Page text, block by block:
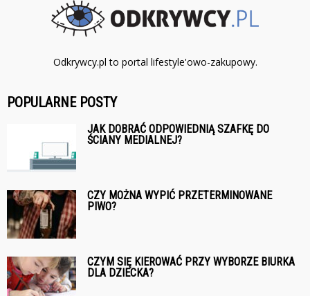
Odkrywcy.pl to portal lifestyle'owo-zakupowy.
POPULARNE POSTY
JAK DOBRAĆ ODPOWIEDNIĄ SZAFKĘ DO
ŚCIANY MEDIALNEJ?
CZY MOŻNA WYPIĆ PRZETERMINOWANE
PIWO?
CZYM SIĘ KIEROWAĆ PRZY WYBORZE BIURKA
DLA DZIECKA?